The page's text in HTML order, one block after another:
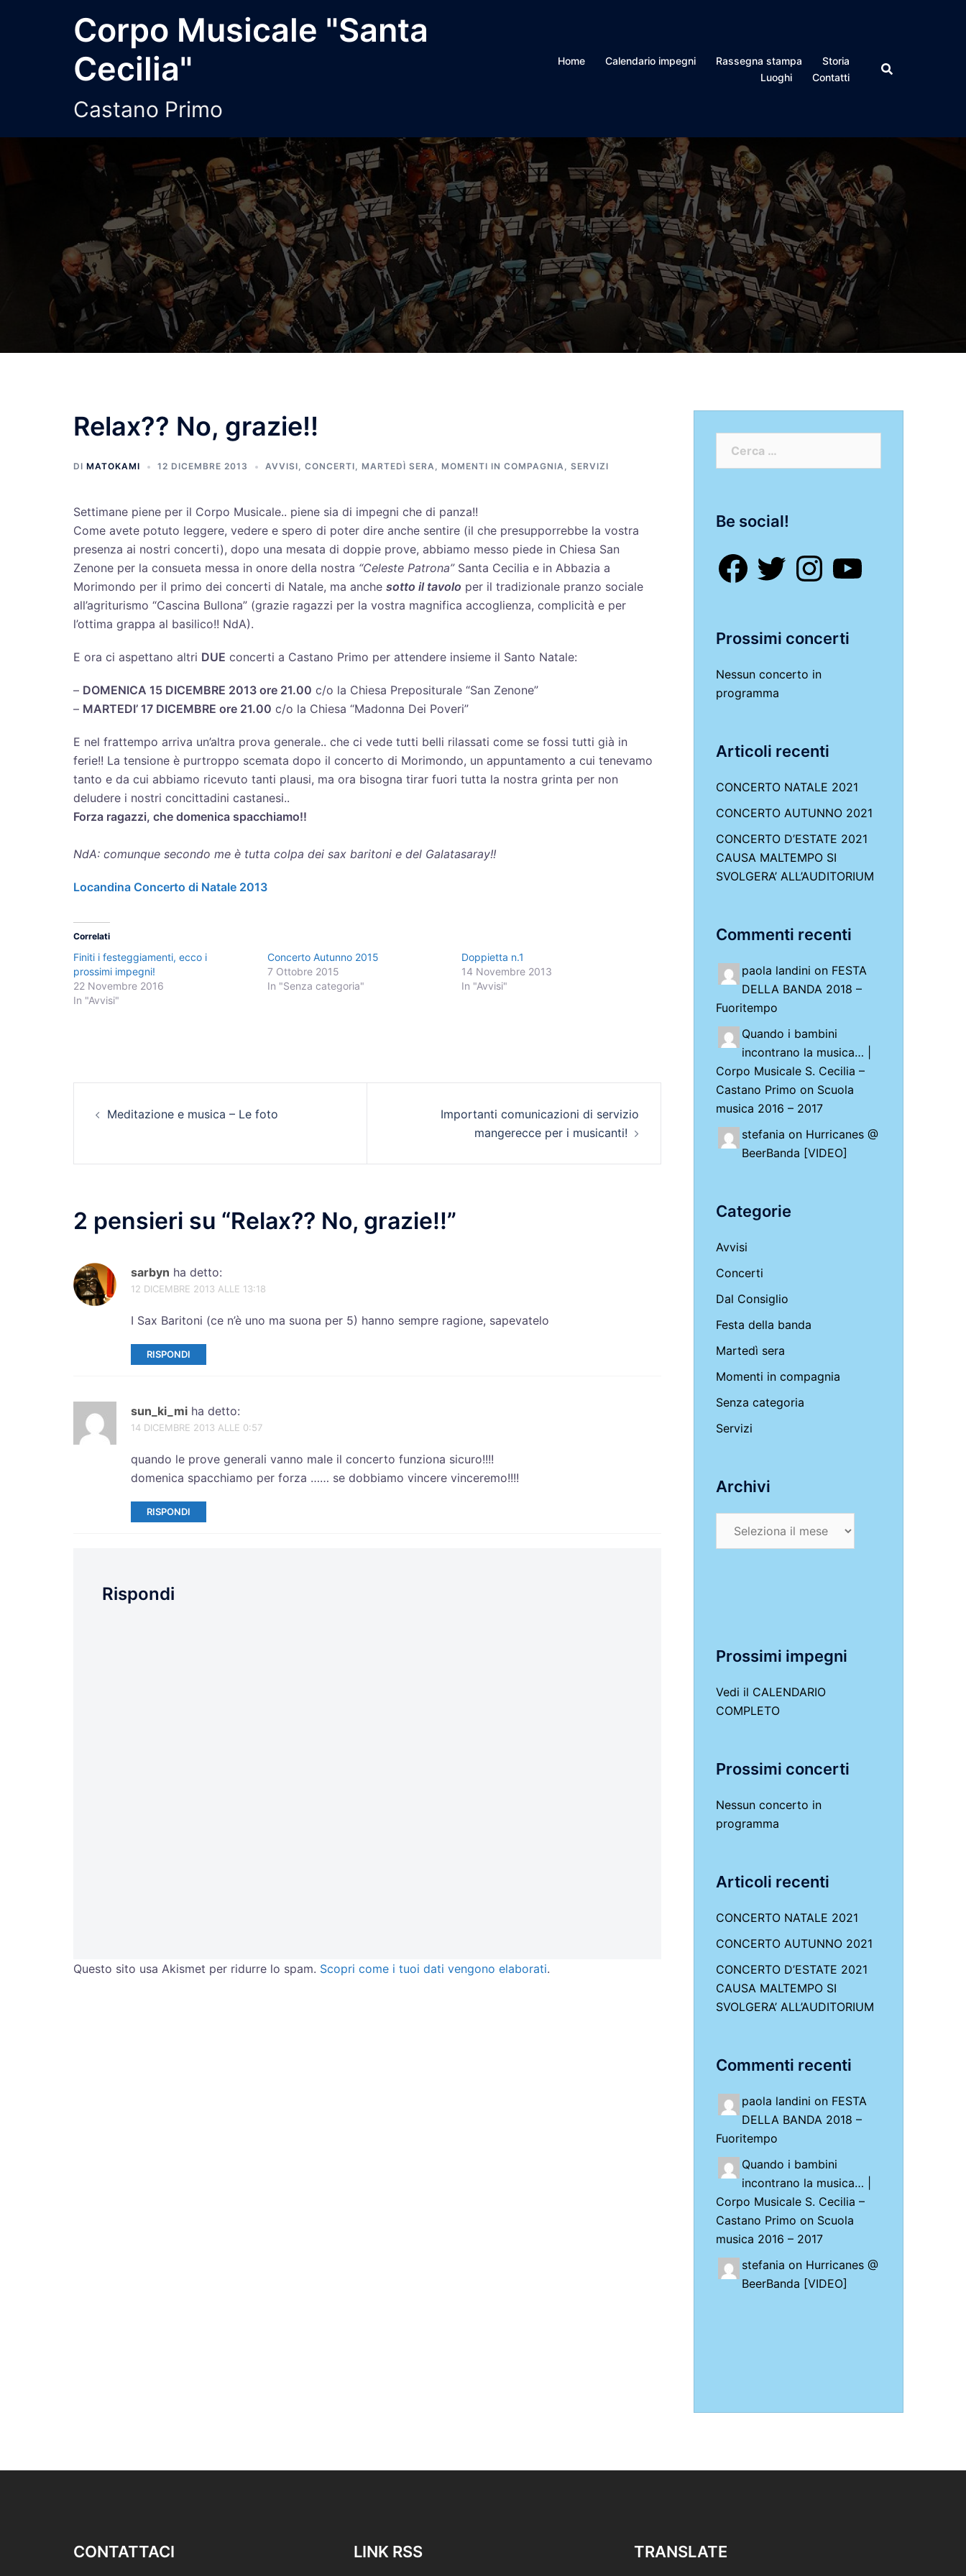
Corpo Musicale "Santa
Cecilia"
Castano Primo
Home Calendario impegni Rassegna stampa
Storia
Luoghi
Contatti
Relax?? No, grazie!!
DI MATOKAMI 12 DICEMBRE 2013 AVVISI, CONCERTI, MARTEDÌ SERA, MOMENTI IN COMPAGNIA, SERVIZI
Settimane piene per il Corpo Musicale.. piene sia di impegni che di panza!!
Come avete potuto leggere, vedere e spero di poter dire anche sentire (il che presupporrebbe la vostra
presenza ai nostri concerti), dopo una mesata di doppie prove, abbiamo messo piede in Chiesa San
Zenone per la consueta messa in onore della nostra “Celeste Patrona”Santa Cecilia e in Abbazia a
Morimondo per il primo dei concerti di Natale, ma anche sotto il tavolo per il tradizionale pranzo sociale
all’agriturismo “Cascina Bullona” (grazie ragazzi per la vostra magnifica accoglienza, complicità e per
l’ottima grappa al basilico!! NdA).
E ora ci aspettano altri DUE concerti a Castano Primo per attendere insieme il Santo Natale:
– DOMENICA 15 DICEMBRE 2013 ore 21.00 c/o la Chiesa Prepositurale “San Zenone”
– MARTEDI’ 17 DICEMBRE ore 21.00 c/o la Chiesa “Madonna Dei Poveri”
E nel frattempo arriva un’altra prova generale.. che ci vede tutti belli rilassati come se fossi tutti già in
ferie!! La tensione è purtroppo scemata dopo il concerto di Morimondo, un appuntamento a cui tenevamo
tanto e da cui abbiamo ricevuto tanti plausi, ma ora bisogna tirar fuori tutta la nostra grinta per non
deludere i nostri concittadini castanesi..
Forza ragazzi, che domenica spacchiamo!!
NdA: comunque secondo me è tutta colpa dei sax baritoni e del Galatasaray!!
Locandina Concerto di Natale 2013
Correlati
Finiti i festeggiamenti, ecco i
prossimi impegni!
22 Novembre 2016
In "Avvisi"
Concerto Autunno 2015
7 Ottobre 2015
In "Senza categoria"
Doppietta n.1
14 Novembre 2013
In "Avvisi"
Meditazione e musica – Le foto
Importanti comunicazioni di servizio
mangerecce per i musicanti!
2 pensieri su “Relax?? No, grazie!!”
sarbyn ha detto:
12 DICEMBRE 2013 ALLE 13:18
I Sax Baritoni (ce n’è uno ma suona per 5) hanno sempre ragione, sapevatelo
RISPONDI
sun_ki_mi ha detto:
14 DICEMBRE 2013 ALLE 0:57
quando le prove generali vanno male il concerto funziona sicuro!!!!
domenica spacchiamo per forza …… se dobbiamo vincere vinceremo!!!!
RISPONDI
Rispondi
Questo sito usa Akismet per ridurre lo spam. Scopri come i tuoi dati vengono elaborati.
Be social!
FacebookTwitter InstagramYouTube
Prossimi concerti
Nessun concerto in
programma
Articoli recenti
CONCERTO NATALE 2021
CONCERTO AUTUNNO 2021
CONCERTO D’ESTATE 2021
CAUSA MALTEMPO SI
SVOLGERA’ ALL’AUDITORIUM
Commenti recenti
paola landini on FESTA
DELLA BANDA 2018 –
Fuoritempo
Quando i bambini
incontrano la musica… |
Corpo Musicale S. Cecilia –
Castano Primo on Scuola
musica 2016 – 2017
stefania on Hurricanes @
BeerBanda [VIDEO]
Categorie
Avvisi
Concerti
Dal Consiglio
Festa della banda
Martedì sera
Momenti in compagnia
Senza categoria
Servizi
Archivi
Prossimi impegni
Vedi il CALENDARIO
COMPLETO
Prossimi concerti
Nessun concerto in
programma
Articoli recenti
CONCERTO NATALE 2021
CONCERTO AUTUNNO 2021
CONCERTO D’ESTATE 2021
CAUSA MALTEMPO SI
SVOLGERA’ ALL’AUDITORIUM
Commenti recenti
paola landini on FESTA
DELLA BANDA 2018 –
Fuoritempo
Quando i bambini
incontrano la musica… |
Corpo Musicale S. Cecilia –
Castano Primo on Scuola
musica 2016 – 2017
stefania on Hurricanes @
BeerBanda [VIDEO]
CONTATTACI LINK RSS TRANSLATE